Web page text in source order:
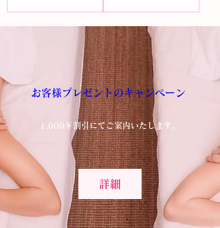
お客様プレゼントのキャンペーン
1,000￥割引にてご案内いたします。
詳細